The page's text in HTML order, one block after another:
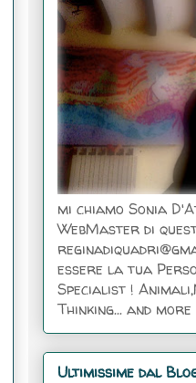
mi chiamo Sonia
WebMaster di
essere la tua
Specialist !
Thinking... and more
Ultimissime dal